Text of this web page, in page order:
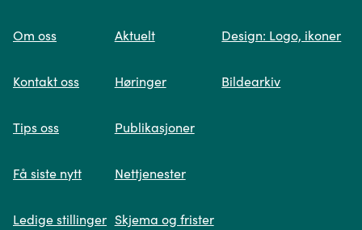
søk og viser deg vår mest relevante
forsiden
Om oss
Kontakt oss
Tips oss
Få siste nytt
Ledige stillinger
Aktuelt
Høringer
Publikasjoner
Nettjenester
Skjema og frister
Design: Logo, ikoner
Bildearkiv